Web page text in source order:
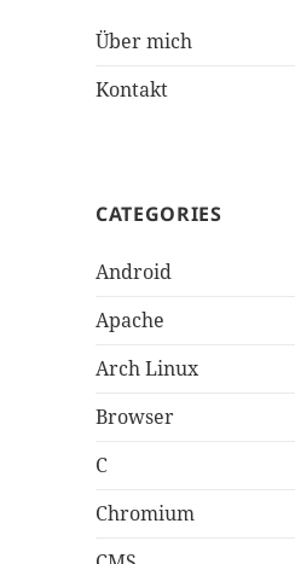
Über mich
Kontakt
CATEGORIES
Android
Apache
Arch Linux
Browser
C
Chromium